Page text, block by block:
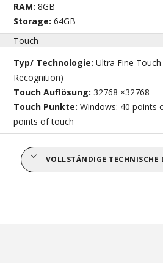
RAM:8GB
Storage:64GB
Touch
Typ/ Technologie:Ultra Fine
Recognition)
Touch Auflösung:32768 ×32768
Touch Punkte:Windows: 40 points
points of touch
VOLLSTÄNDIGE TECHNISCHE